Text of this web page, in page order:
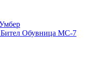
Бител Обувница МС-7